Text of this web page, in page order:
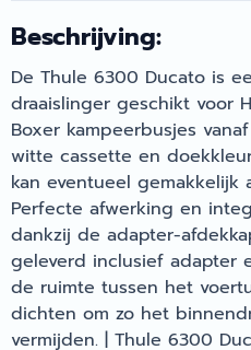
Beschrijving:
De Thule 6300 Ducato is
draaislinger geschikt voor
Boxer kampeerbusjes
witte cassette en
kan eventueel gemakkelijk
Perfecte afwerking en
dankzij de adapter-
geleverd inclusief adapter
de ruimte tussen het
dichten om zo het
vermijden. | Thule 6300